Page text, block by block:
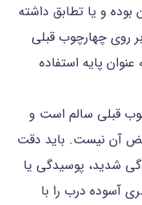
بوده و یا تطابق داشته
روی چهارچوب قبلی
پایه استفاده
قبلی سالم است و
آن نیست. باید دقت
شدید، پوسیدگی یا
آسوده درب را با